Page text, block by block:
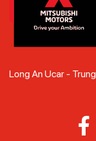
Long An Ucar -